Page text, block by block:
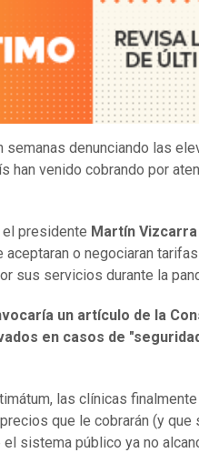
semanas denunciando las
han venido cobrando por
presidente Martín Vizcarra
o negociaran
sus servicios durante la
un artículo de la
en casos de
las clínicas
que le cobrarán (y que
sistema público ya no